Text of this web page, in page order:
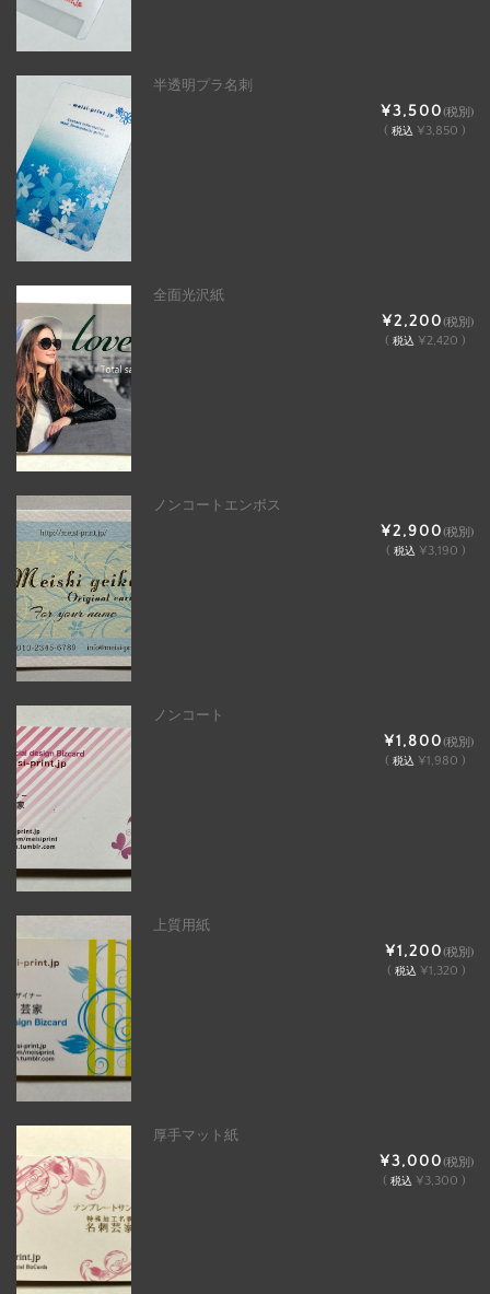
半透明プラ名刺
¥3,500(税別)
( 税込 ¥3,850 )
全面光沢紙
¥2,200(税別)
( 税込 ¥2,420 )
ノンコートエンボス
¥2,900(税別)
( 税込 ¥3,190 )
ノンコート
¥1,800(税別)
( 税込 ¥1,980 )
上質用紙
¥1,200(税別)
( 税込 ¥1,320 )
厚手マット紙
¥3,000(税別)
( 税込 ¥3,300 )